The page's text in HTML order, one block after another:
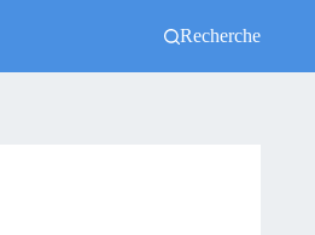
Recherche